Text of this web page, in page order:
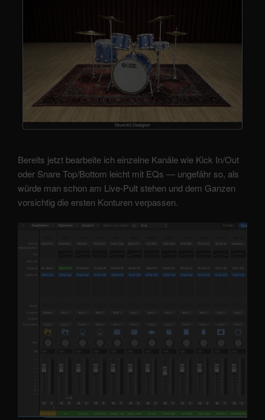
Bereits jetzt bearbeite ich einzelne Kanäle wie Kick In/Out
oder Snare Top/Bottom leicht mit EQs — ungefähr so, als
würde man schon am Live-Pult stehen und dem Ganzen
vorsichtig die ersten Konturen verpassen.